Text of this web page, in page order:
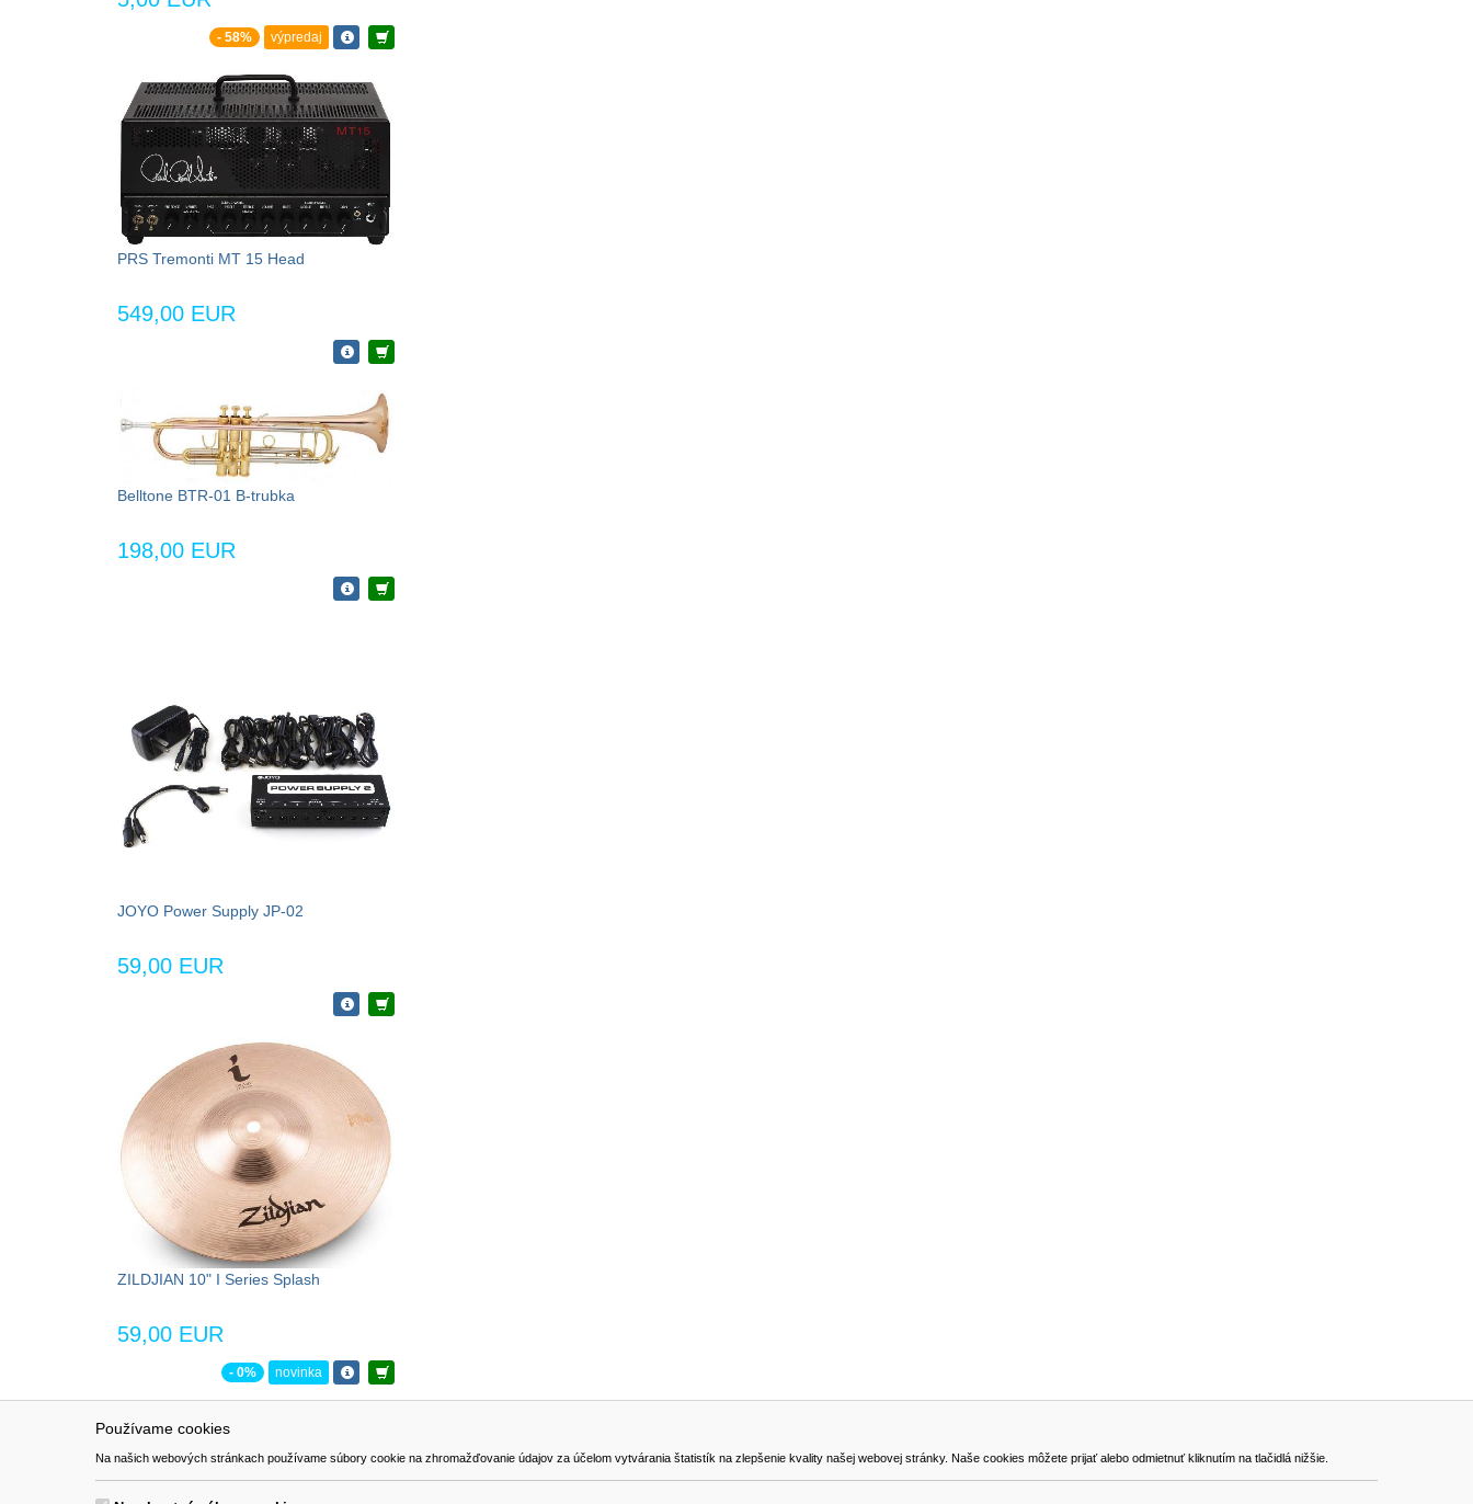
Používame cookies
Na našich webových stránkach používame súbory cookie na zhromažďovanie údajov za účelom vytvárania štatistík na zlepšenie kvality našej webovej stránky. Naše cookies môžete prijať alebo odmietnuť kliknutím na tlačidlá nižšie.
- 58% výpredaj
PRS Tremonti MT 15 Head
549,00 EUR
Belltone BTR-01 B-trubka
198,00 EUR
JOYO Power Supply JP-02
59,00 EUR
ZILDJIAN 10" I Series Splash
59,00 EUR
- 0% novinka